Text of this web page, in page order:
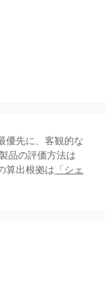
優先に、客観的な
品の評価方法は
算出根拠は 「シェ